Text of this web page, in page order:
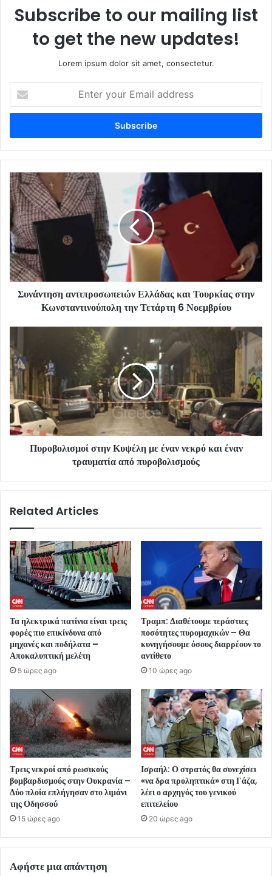
Subscribe to our mailing list
to get the new updates!
Lorem ipsum dolor sit amet, consectetur.
your
Email
Συνάντηση αντιπροσωπειών Ελλάδας και Τουρκίας στην
Κωνσταντινούπολη την Τετάρτη 6 Νοεμβρίου
Πυροβολισμοί στην Κυψέλη με έναν νεκρό και έναν
τραυματία από πυροβολισμούς
Related Articles
Τα ηλεκτρικά πατίνια είναι τρεις
φορές πιο επικίνδυνα από
μηχανές και ποδήλατα –
Αποκαλυπτική μελέτη
5 ώρες ago
Τραμπ: Διαθέτουμε τεράστιες
ποσότητες πυρομαχικών – Θα
κυνηγήσουμε όσους διαρρέουν το
αντίθετο
10 ώρες ago
Τρεις νεκροί από ρωσικούς
βομβαρδισμούς στην Ουκρανία –
Δύο πλοία επλήγησαν στο λιμάνι
της Οδησσού
15 ώρες ago
Ισραήλ: Ο στρατός θα συνεχίσει
«να δρα προληπτικά» στη Γάζα,
λέει ο αρχηγός του γενικού
επιτελείου
20 ώρες ago
Αφήστε μια απάντηση